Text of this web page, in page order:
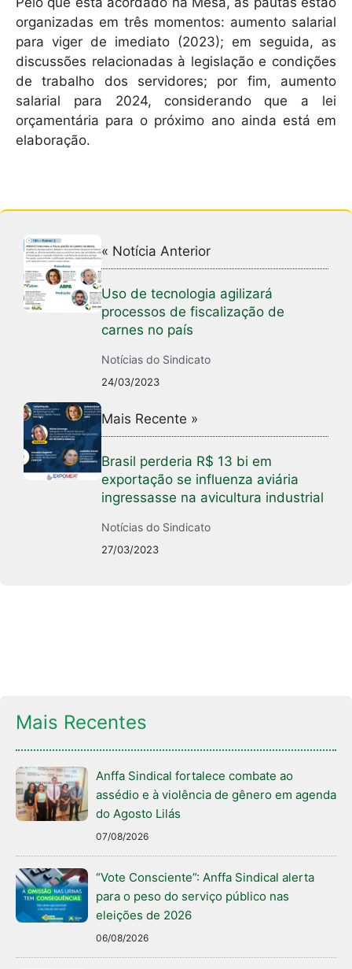
organizadas em três momentos: aumento salarial
para viger de imediato (2023); em seguida, as
discussões relacionadas à legislação e condições
de trabalho dos servidores; por fim, aumento
salarial para 2024, considerando que a lei
orçamentária para o próximo ano ainda está em
elaboração.
« Notícia Anterior
Uso de tecnologia agilizará
processos de fiscalização de
carnes no país
Notícias do Sindicato
24/03/2023
Mais Recente »
Brasil perderia R$ 13 bi em
exportação se influenza aviária
ingressasse na avicultura industrial
Notícias do Sindicato
27/03/2023
Mais Recentes
Anffa Sindical fortalece combate ao
assédio e à violência de gênero em agenda
do Agosto Lilás
07/08/2026
“Vote Consciente”: Anffa Sindical alerta
para o peso do serviço público nas
eleições de 2026
06/08/2026